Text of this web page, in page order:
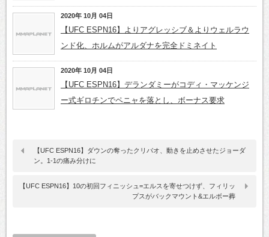
2020年 10月 04日
【UFC ESPN16】よりアグレッシブ＆よりウェルラウ
ンド化、ホルムがアルダナを完全ドミネイト
2020年 10月 04日
【UFC ESPN16】デランダミーがコディ・マッケンジ
ー式ギロチンでペニャを落とし、ボーナス要求
【UFC ESPN16】ダウンの奪ったクリバオ、動きを止めさせたジョーダ
ン。1-1の痛み分けに
【UFC ESPN16】10の初回フィニッシュ=エルスを寄せつけず、フィリッ
プスがバックマウント&エルボー葬